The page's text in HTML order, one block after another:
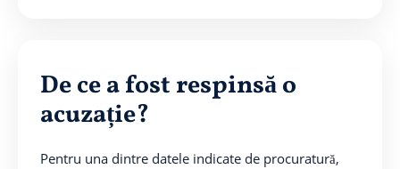
De ce a fost respinsă o
acuzație?
Pentru una dintre datele indicate de procuratură,